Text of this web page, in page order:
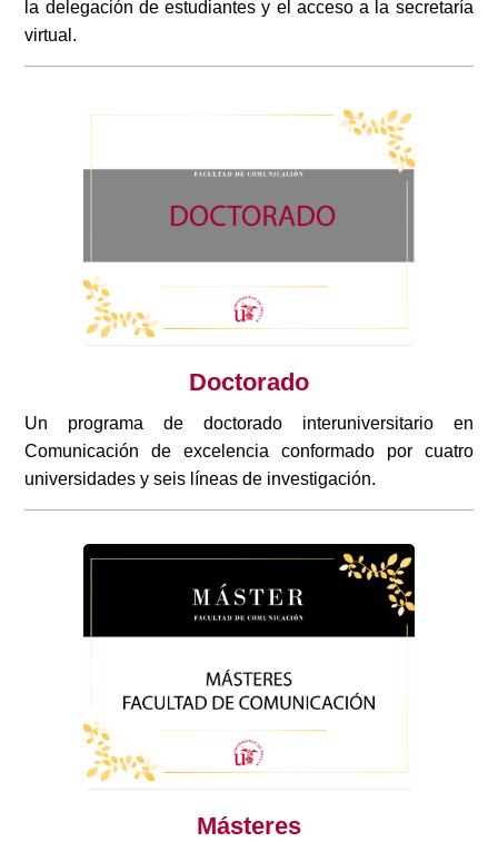
la delegación de estudiantes y el acceso a la secretaría
virtual.
Doctorado
Un programa de doctorado interuniversitario en
Comunicación de excelencia conformado por cuatro
universidades y seis líneas de investigación.
Másteres